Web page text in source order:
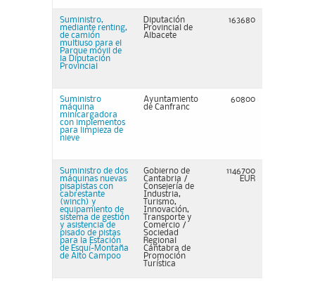
Suministro,
mediante renting,
de camión
multiuso para el
Parque móvil de
la Diputación
Provincial
Diputación
Provincial de
Albacete
163680
Suministro
máquina
minicargadora
con implementos
para limpieza de
nieve
Ayuntamiento
de Canfranc
60800
Suministro de dos
máquinas nuevas
pisapistas con
cabrestante
(winch) y
equipamiento de
sistema de gestión
y asistencia de
pisado de pistas
para la Estación
de Esquí-Montaña
de Alto Campoo
Gobierno de
Cantabria /
Consejería de
Industria,
Turismo,
Innovación,
Transporte y
Comercio /
Sociedad
Regional
Cántabra de
Promoción
Turística
1146700
EUR